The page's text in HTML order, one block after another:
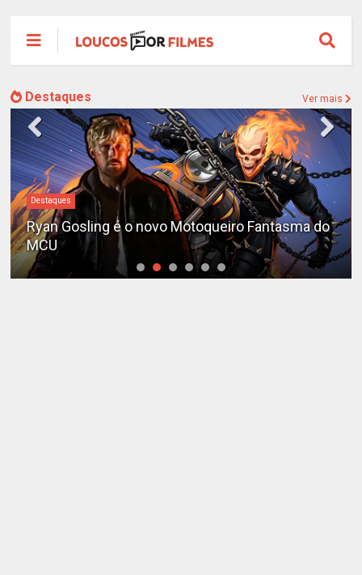
Destaques Ver mais
Destaques
Ryan Gosling é o novo Motoqueiro Fantasma do
MCU